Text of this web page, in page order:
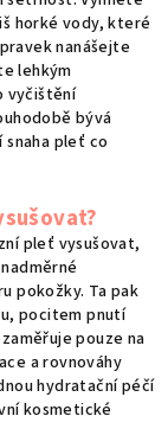
horké vody, které
nanášejte
lehkým
vyčištění
bývá
snaha pleť co
pleť vysušovat,
pokožky. Ta pak
pocitem pnutí
pouze na
a rovnováhy
hydratační péčí
kosmetické